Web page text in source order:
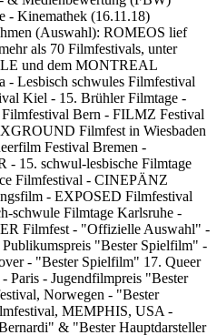
- Kinemathek (16.11.18)
(Auswahl): ROMEOS lief
als 70 Filmfestivals, unter
und dem MONTREAL
- Lesbisch schwules Filmfestival
Kiel - 15. Brühler Filmtage -
Bern - FILMZ Festival
Filmfest in Wiesbaden
Festival Bremen -
- 15. schwul-lesbische Filmtage
Filmfestival - CINEPÄNZ
- EXPOSED Filmfestival
schwule Filmtage Karlsruhe -
Filmfest - "Offizielle Auswahl" -
"Bester Spielfilm" -
- "Bester Spielfilm" 17. Queer
- Jugendfilmpreis "Bester
Norwegen - "Bester
MEMPHIS, USA -
& "Bester Hauptdarsteller